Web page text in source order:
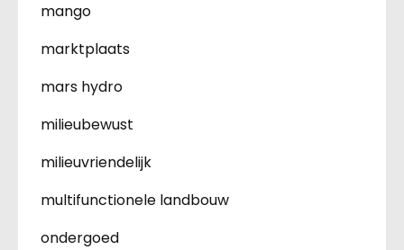
mango
marktplaats
mars hydro
milieubewust
milieuvriendelijk
multifunctionele landbouw
ondergoed